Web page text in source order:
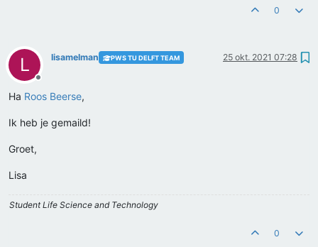
0
L
Offline
lisamelman PWS TU DELFT TEAM 25 okt. 2021 07:28
Ha Roos Beerse,
Ik heb je gemaild!
Groet,
Lisa
Student Life Science and Technology
0